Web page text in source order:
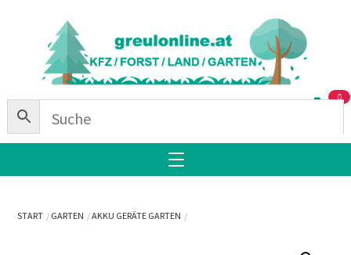
0
Menu
START GARTEN AKKU GERÄTE GARTEN
To
Top